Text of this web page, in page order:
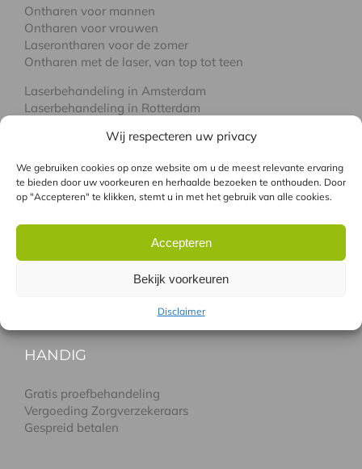
Wij respecteren uw privacy
We gebruiken cookies op onze website om u de meest relevante ervaring
te bieden door uw voorkeuren en herhaalde bezoeken te onthouden. Door
op "Accepteren" te klikken, stemt u in met het gebruik van alle cookies.
Accepteren
Bekijk voorkeuren
Disclaimer
Ontharen voor mannen
Ontharen voor vrouwen
Laserontharen voor de zomer
Ontharen met de laser, van top tot teen
Laserbehandeling in Amsterdam
Laserbehandeling in Rotterdam
WELKE LASER
Laseren met de Soprano pro
HANDIG
Gratis proefbehandeling
Vergoeding Zorgverzekeraars
Gespreid betalen